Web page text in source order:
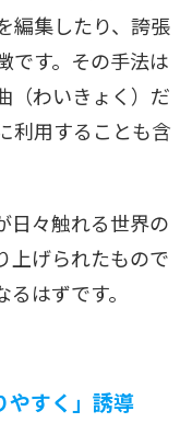
編集したり、誇張
です。その手法は
（わいきょく）だ
利用することも含
日々触れる世界の
上げられたもので
はずです。
やすく」誘導